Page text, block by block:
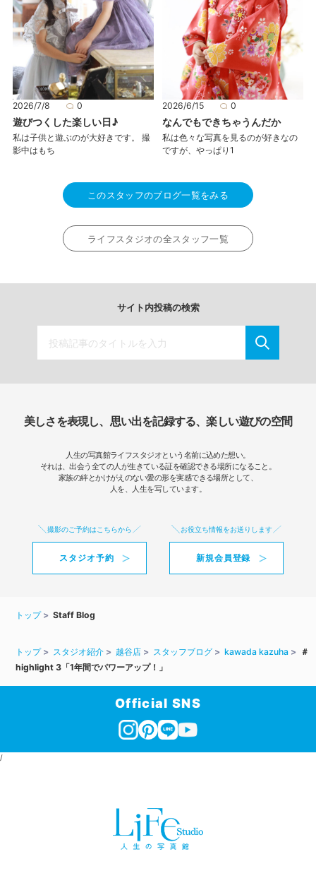
2026/7/8 0
遊びつくした楽しい日♪
私は子供と遊ぶのが大好きです。 撮
影中はもち
2026/6/15 0
なんでもできちゃうんだか
私は色々な写真を見るのが好きなの
ですが、やっぱり1
このスタッフのブログ一覧をみる
ライフスタジオの全スタッフ一覧
サイト内投稿の検索
美しさを表現し、思い出を記録する、楽しい遊びの空間
人生の写真館ライフスタジオという名前に込めた想い。
それは、出会う全ての人が生きている証を確認できる場所になること。
家族の絆とかけがえのない愛の形を実感できる場所として、
人を、人生を写しています。
撮影のご予約はこちらから
スタジオ予約
お役立ち情報をお送りします
新規会員登録
トップ Staff Blog
トップ スタジオ紹介 越谷店 スタッフブログ kawada kazuha
＃
highlight 3「1年間でパワーアップ！」
Official SNS
/